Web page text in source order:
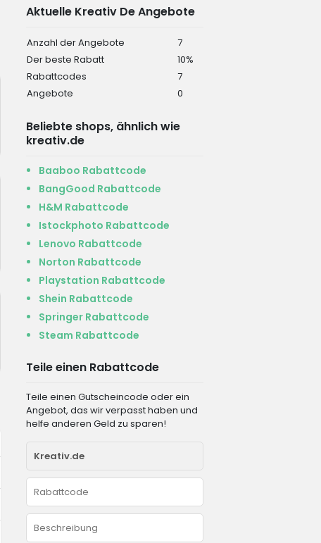
Aktuelle Kreativ De Angebote
Anzahl der Angebote
7
Der beste Rabatt
10%
Rabattcodes
7
Angebote
0
Beliebte shops, ähnlich wie
kreativ.de
Baaboo Rabattcode
BangGood Rabattcode
H&M Rabattcode
Istockphoto Rabattcode
Lenovo Rabattcode
Norton Rabattcode
Playstation Rabattcode
Shein Rabattcode
Springer Rabattcode
Steam Rabattcode
Teile einen Rabattcode
Teile einen Gutscheincode oder ein
Angebot, das wir verpasst haben und
helfe anderen Geld zu sparen!